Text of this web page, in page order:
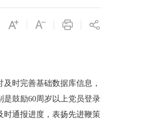
时完善基础数据库信息，
是鼓励60周岁以上党员登录
时通报进度，表扬先进鞭策